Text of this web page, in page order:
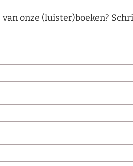
onze (luister)boeken?